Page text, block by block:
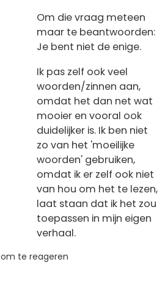
Om die vraag meteen
maar te beantwoorden:
Je bent niet de enige.
Ik pas zelf ook veel
woorden/zinnen aan,
omdat het dan net wat
mooier en vooral ook
duidelijker is. Ik ben niet
zo van het 'moeilijke
woorden' gebruiken,
omdat ik er zelf ook niet
van hou om het te lezen,
laat staan dat ik het zou
toepassen in mijn eigen
verhaal.
om te reageren